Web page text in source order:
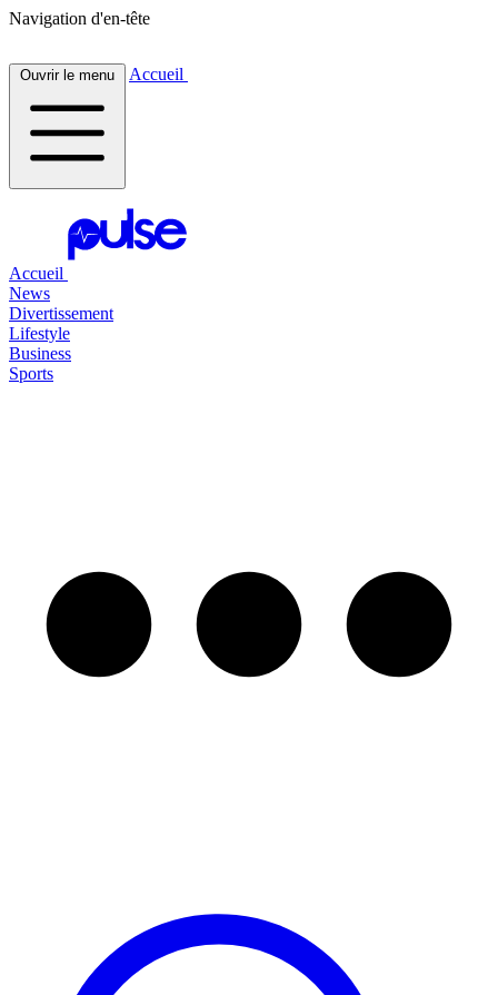
Navigation d'en-tête
Ouvrir le menu Accueil
Accueil
News
Divertissement
Lifestyle
Business
Sports